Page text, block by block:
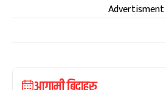
Advertisment